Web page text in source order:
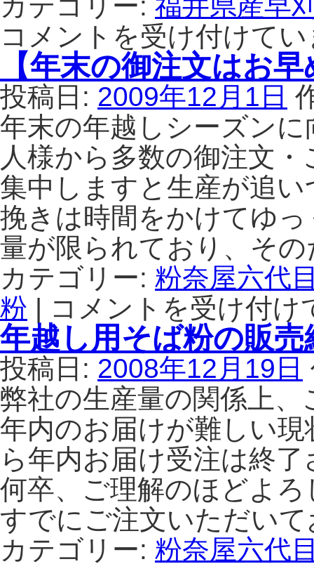
ま
し
た。
は
コメントを受け付けて
【年末の御注文はお
投稿日: 2009年12月1日
年末の年越しシーズン
人様から多数の御注文
集中しますと生産が追
挽きは時間をかけてゆ
量が限られており、そ
カテゴリー: 粉奈屋六代
粉 |
【年
末
の
御
注
文
は
早
め
に！】
は
コメントを受け付け
年越し用そば粉の販
投稿日: 2008年12月19日
弊社の生産量の関係上
年内のお届けが難しい
ら年内お届け受注は終
何卒、ご理解のほどよ
すでにご注文いただい
カテゴリー: 粉奈屋六代